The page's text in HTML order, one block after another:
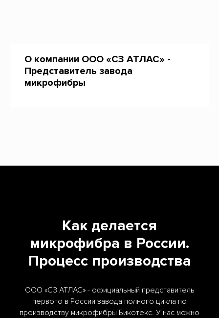
О компании ООО «СЗ АТЛАС» -
Представитель завода
микрофибры
Как делается
микрофибра в России.
Процесс производства
ООО «СЗ АТЛАС» - официальный представитель
первого в России завода полного цикла по
производству микрофибры Бикотекс. У нас можно